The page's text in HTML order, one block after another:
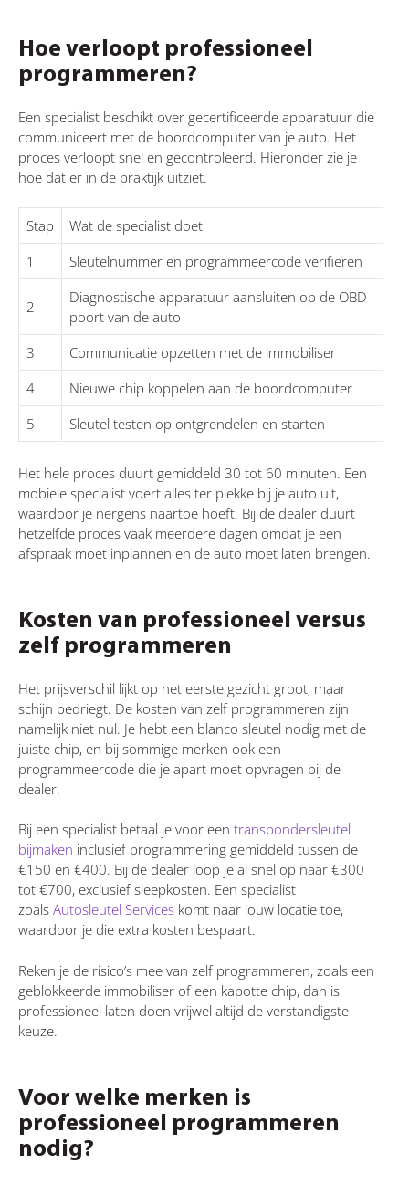
Hoe verloopt professioneel
programmeren?
Een specialist beschikt over gecertificeerde apparatuur die
communiceert met de boordcomputer van je auto. Het
proces verloopt snel en gecontroleerd. Hieronder zie je
hoe dat er in de praktijk uitziet.
Stap
Wat de specialist doet
1
Sleutelnummer en programmeercode verifiëren
2
Diagnostische apparatuur aansluiten op de OBD
poort van de auto
3
Communicatie opzetten met de immobiliser
4
Nieuwe chip koppelen aan de boordcomputer
5
Sleutel testen op ontgrendelen en starten
Het hele proces duurt gemiddeld 30 tot 60 minuten. Een
mobiele specialist voert alles ter plekke bij je auto uit,
waardoor je nergens naartoe hoeft. Bij de dealer duurt
hetzelfde proces vaak meerdere dagen omdat je een
afspraak moet inplannen en de auto moet laten brengen.
Kosten van professioneel versus
zelf programmeren
Het prijsverschil lijkt op het eerste gezicht groot, maar
schijn bedriegt. De kosten van zelf programmeren zijn
namelijk niet nul. Je hebt een blanco sleutel nodig met de
juiste chip, en bij sommige merken ook een
programmeercode die je apart moet opvragen bij de
dealer.
Bij een specialist betaal je voor een transpondersleutel
bijmaken inclusief programmering gemiddeld tussen de
€150 en €400. Bij de dealer loop je al snel op naar €300
tot €700, exclusief sleepkosten. Een specialist
zoals Autosleutel Services komt naar jouw locatie toe,
waardoor je die extra kosten bespaart.
Reken je de risico’s mee van zelf programmeren, zoals een
geblokkeerde immobiliser of een kapotte chip, dan is
professioneel laten doen vrijwel altijd de verstandigste
keuze.
Voor welke merken is
professioneel programmeren
nodig?